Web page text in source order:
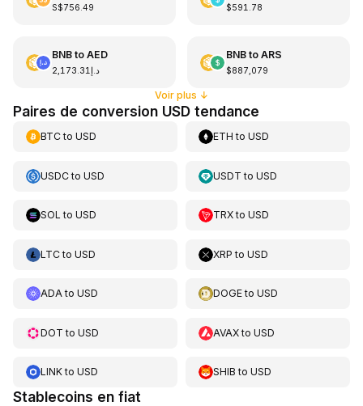
S$756.49 $591.78
BNBto AED
د.إ2,173.31
BNBto ARS
$887,079
Voir plus ↓
Paires de conversion USD tendance
BTCto USD ETH toUSD
USDCto USD USDT toUSD
SOL to USD TRXtoUSD
LTCto USD XRP toUSD
ADAto USD DOGEtoUSD
DOT to USD AVAXtoUSD
LINKto USD SHIB toUSD
Stablecoins en fiat